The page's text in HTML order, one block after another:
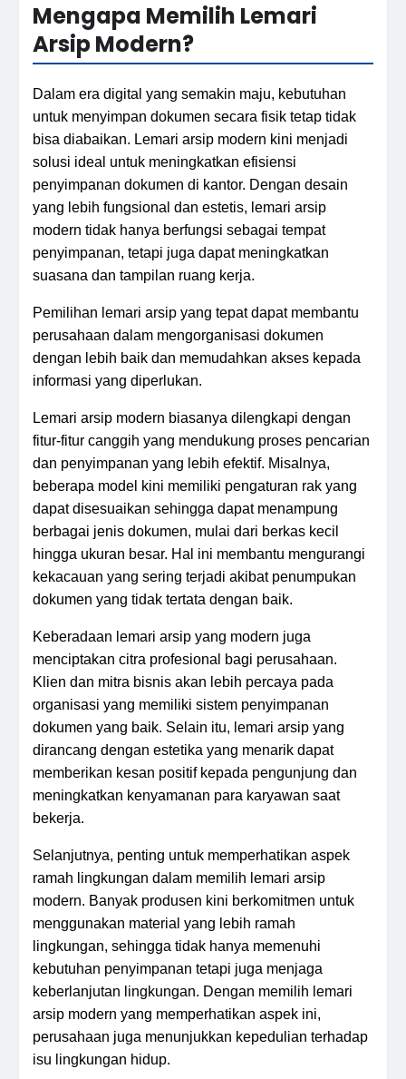
Mengapa Memilih Lemari
Arsip Modern?
Dalam era digital yang semakin maju, kebutuhan
untuk menyimpan dokumen secara fisik tetap tidak
bisa diabaikan. Lemari arsip modern kini menjadi
solusi ideal untuk meningkatkan efisiensi
penyimpanan dokumen di kantor. Dengan desain
yang lebih fungsional dan estetis, lemari arsip
modern tidak hanya berfungsi sebagai tempat
penyimpanan, tetapi juga dapat meningkatkan
suasana dan tampilan ruang kerja.
Pemilihan lemari arsip yang tepat dapat membantu
perusahaan dalam mengorganisasi dokumen
dengan lebih baik dan memudahkan akses kepada
informasi yang diperlukan.
Lemari arsip modern biasanya dilengkapi dengan
fitur-fitur canggih yang mendukung proses pencarian
dan penyimpanan yang lebih efektif. Misalnya,
beberapa model kini memiliki pengaturan rak yang
dapat disesuaikan sehingga dapat menampung
berbagai jenis dokumen, mulai dari berkas kecil
hingga ukuran besar. Hal ini membantu mengurangi
kekacauan yang sering terjadi akibat penumpukan
dokumen yang tidak tertata dengan baik.
Keberadaan lemari arsip yang modern juga
menciptakan citra profesional bagi perusahaan.
Klien dan mitra bisnis akan lebih percaya pada
organisasi yang memiliki sistem penyimpanan
dokumen yang baik. Selain itu, lemari arsip yang
dirancang dengan estetika yang menarik dapat
memberikan kesan positif kepada pengunjung dan
meningkatkan kenyamanan para karyawan saat
bekerja.
Selanjutnya, penting untuk memperhatikan aspek
ramah lingkungan dalam memilih lemari arsip
modern. Banyak produsen kini berkomitmen untuk
menggunakan material yang lebih ramah
lingkungan, sehingga tidak hanya memenuhi
kebutuhan penyimpanan tetapi juga menjaga
keberlanjutan lingkungan. Dengan memilih lemari
arsip modern yang memperhatikan aspek ini,
perusahaan juga menunjukkan kepedulian terhadap
isu lingkungan hidup.